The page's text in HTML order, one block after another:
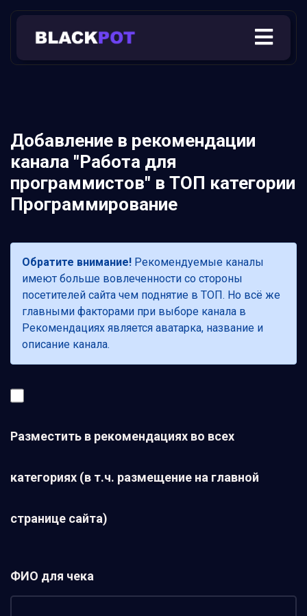
Добавление в рекомендации
канала "Работа для
программистов" в ТОП категории
Программирование
Обратите внимание! Рекомендуемые каналы
имеют больше вовлеченности со стороны
посетителей сайта чем поднятие в ТОП. Но всё же
главными факторами при выборе канала в
Рекомендациях является аватарка, название и
описание канала.
Разместить в рекомендациях во всех
категориях (в т.ч. размещение на главной
странице сайта)
ФИО для чека